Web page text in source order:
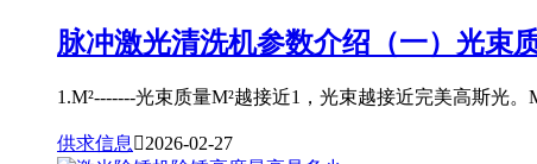
脉冲激光清洗机参数介绍（一）光束
1.M²-------光束质量M²越接近1，光束越接近完美高斯光
供求信息 2026-02-27